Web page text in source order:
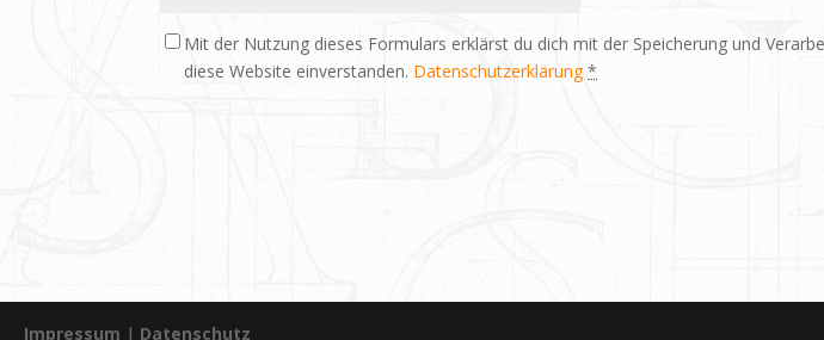
Mit der Nutzung dieses Formulars erklärst du dich mit der Speicherung und
diese Website einverstanden. Datenschutzerklärung *
Impressum | Datenschutz